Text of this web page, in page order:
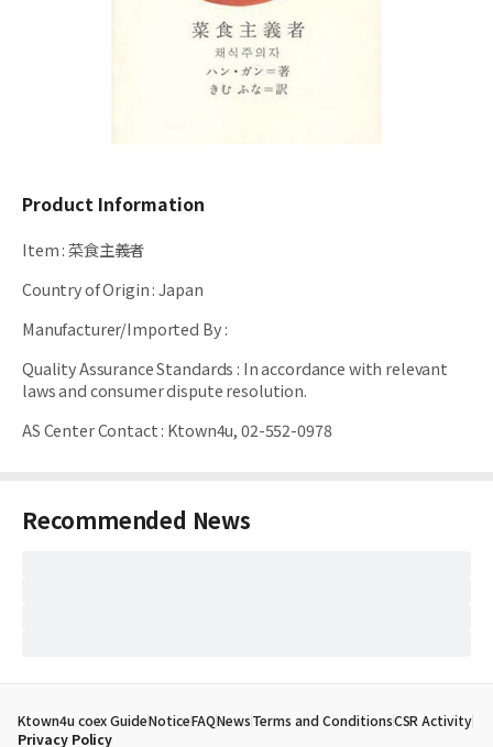
Product Information
Item:菜食主義者
Country of Origin:Japan
Manufacturer/Imported By:
Quality Assurance Standards : In accordance with relevant
laws and consumer dispute resolution.
AS Center Contact: Ktown4u, 02-552-0978
Recommended News
Ktown4u coex GuideNoticeFAQNewsTerms and ConditionsCSR Activity
Privacy Policy